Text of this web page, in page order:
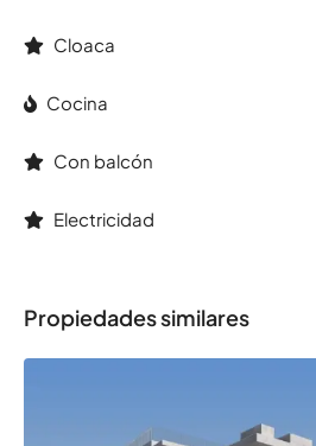
Cloaca
Cocina
Con balcón
Electricidad
Propiedades similares